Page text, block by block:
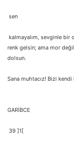
sen
kalmayalım, sevginle bir
renk gelsin; ama mor
dolsun.
Sana muhtacız! Bizi
GARİBCE
39 ]1[